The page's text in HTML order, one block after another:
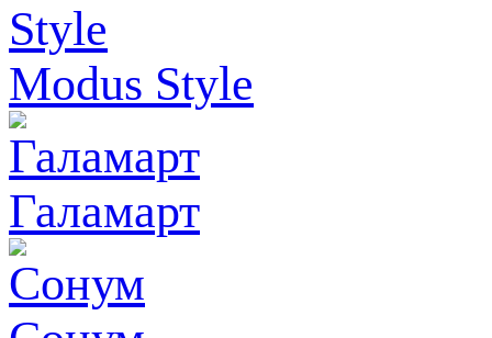
Modus Style
Галамарт